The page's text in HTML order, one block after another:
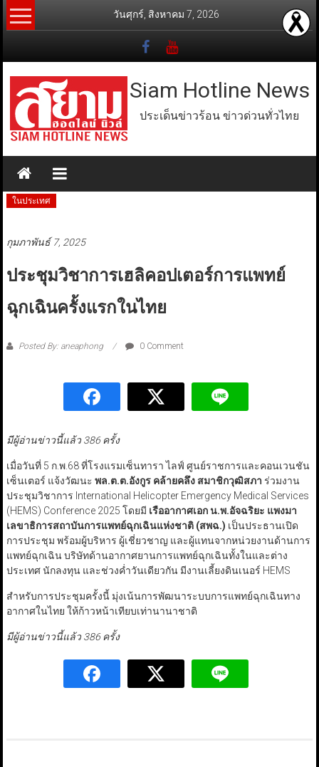
Skip
to
วันศุกร์, สิงหาคม 7, 2026
Siam Hotline News
ประเด็นข่าวร้อน ข่าวด่วนทั่วไทย
ในประเทศ
กุมภาพันธ์ 7, 2025
ประชุมวิชาการเฮลิคอปเตอร์การแพทย์
ฉุกเฉินครั้งแรกในไทย
Posted By: aneaphong 0 Comment
มีผู้อ่านข่าวนี้แล้ว 386 ครั้ง
เมื่อวันที่ 5 ก.พ.68 ที่โรงแรมเซ็นทารา ไลฟ์ ศูนย์ราชการและคอนเวนชัน
เซ็นเตอร์ แจ้งวัฒนะ พล.ต.ต.อังกูร คล้ายคลึง สมาชิกวุฒิสภา ร่วมงาน
ประชุมวิชาการ International Helicopter Emergency Medical Services
(HEMS) Conference 2025 โดยมี เรืออากาศเอก น.พ.อัจฉริยะ แพงมา
เลขาธิการสถาบันการแพทย์ฉุกเฉินแห่งชาติ (สพฉ.) เป็นประธานเปิด
การประชุม พร้อมผู้บริหาร ผู้เชี่ยวชาญ และผู้แทนจากหน่วยงานด้านการ
แพทย์ฉุกเฉิน บริษัทด้านอากาศยานการแพทย์ฉุกเฉินทั้งในและต่าง
ประเทศ นักลงทุน และช่วงค่ำวันเดียวกัน มีงานเลี้ยงดินเนอร์ HEMS
สำหรับการประชุมครั้งนี้ มุ่งเน้นการพัฒนาระบบการแพทย์ฉุกเฉินทาง
อากาศในไทย ให้ก้าวหน้าเทียบเท่านานาชาติ
มีผู้อ่านข่าวนี้แล้ว 386 ครั้ง